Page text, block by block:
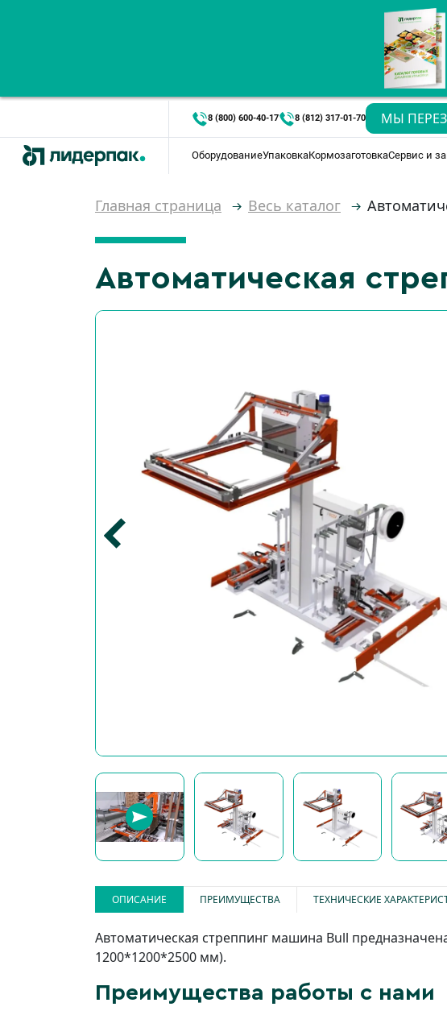
8 (800) 600-40-17 8 (812) 317-01-70 МЫ
ОборудованиеУпаковкаКормозаготовкаСервис и
Главная страница Весь каталог
Автоматическая
ОПИСАНИЕ ПРЕИМУЩЕСТВА ТЕХНИЧЕСКИЕ
Автоматическая стреппинг машина Bull
1200*1200*2500 мм).
Преимущества работы с нами